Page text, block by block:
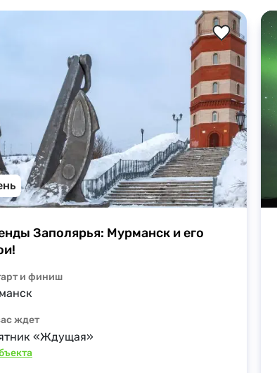
Калининградская область
Заполярья: Мурманск и его
и финиш
ждет
«Ждущая»